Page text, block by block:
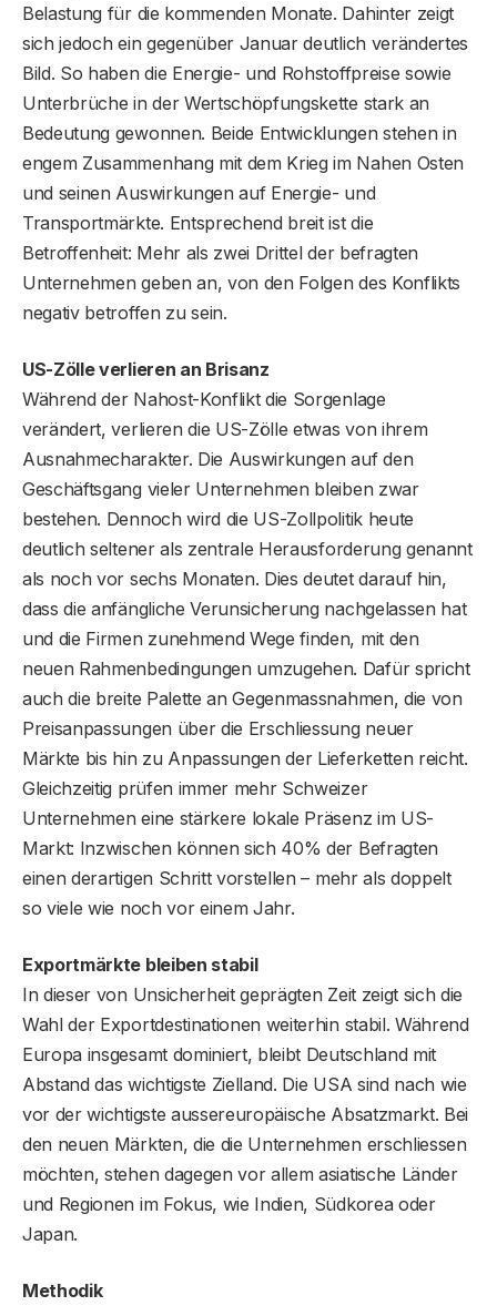
Belastung für die kommenden Monate. Dahinter zeigt
sich jedoch ein gegenüber Januar deutlich verändertes
Bild. So haben die Energie- und Rohstoffpreise sowie
Unterbrüche in der Wertschöpfungskette stark an
Bedeutung gewonnen. Beide Entwicklungen stehen in
engem Zusammenhang mit dem Krieg im Nahen Osten
und seinen Auswirkungen auf Energie- und
Transportmärkte. Entsprechend breit ist die
Betroffenheit: Mehr als zwei Drittel der befragten
Unternehmen geben an, von den Folgen des Konflikts
negativ betroffen zu sein.
US-Zölle verlieren an Brisanz
Während der Nahost-Konflikt die Sorgenlage
verändert, verlieren die US-Zölle etwas von ihrem
Ausnahmecharakter. Die Auswirkungen auf den
Geschäftsgang vieler Unternehmen bleiben zwar
bestehen. Dennoch wird die US-Zollpolitik heute
deutlich seltener als zentrale Herausforderung genannt
als noch vor sechs Monaten. Dies deutet darauf hin,
dass die anfängliche Verunsicherung nachgelassen hat
und die Firmen zunehmend Wege finden, mit den
neuen Rahmenbedingungen umzugehen. Dafür spricht
auch die breite Palette an Gegenmassnahmen, die von
Preisanpassungen über die Erschliessung neuer
Märkte bis hin zu Anpassungen der Lieferketten reicht.
Gleichzeitig prüfen immer mehr Schweizer
Unternehmen eine stärkere lokale Präsenz im US-
Markt: Inzwischen können sich 40% der Befragten
einen derartigen Schritt vorstellen – mehr als doppelt
so viele wie noch vor einem Jahr.
Exportmärkte bleiben stabil
In dieser von Unsicherheit geprägten Zeit zeigt sich die
Wahl der Exportdestinationen weiterhin stabil. Während
Europa insgesamt dominiert, bleibt Deutschland mit
Abstand das wichtigste Zielland. Die USA sind nach wie
vor der wichtigste aussereuropäische Absatzmarkt. Bei
den neuen Märkten, die die Unternehmen erschliessen
möchten, stehen dagegen vor allem asiatische Länder
und Regionen im Fokus, wie Indien, Südkorea oder
Japan.
Methodik